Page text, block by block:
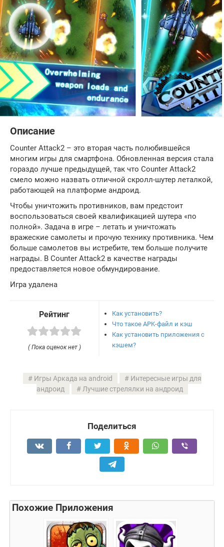
Описание
Counter Attack2 – это вторая часть полюбившейся
многим игры для смартфона. Обновленная версия стала
гораздо лучше предыдущей, так что Counter Attack2
смело можно назвать отличной скролл-шутер леталкой,
работающей на платформе андроид.
Чтобы уничтожить противников, вам предстоит
воспользоваться своей квалификацией шутера «по
полной». Задача в игре – летать и уничтожать
вражеские самолеты и прочую технику противника. Чем
больше самолетов вы истребите, тем больше получите
награды. В Counter Attack2 в качестве награды
предоставляется новое обмундирование.
Игра удалена
Рейтинг
( Пока оценок нет )
Как установить?
Что такое APK-файл и кэш
Как установить приложения с
кэшем?
Игры Аркада на android
Интересные игры для
андроид
Лучшие стрелялки на андроид
Поделиться
Похожие Приложения